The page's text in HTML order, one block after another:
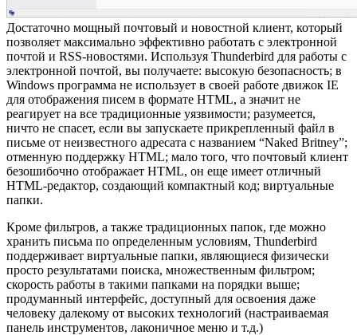
Достаточно мощный почтовый и новостной клиент, который
позволяет максимально эффективно работать с электронной
почтой и RSS-новостями. Используя Thunderbird для работы c
электронной почтой, вы получаете: высокую безопасность; в
Windows программа не использует в своей работе движок IE
для отображения писем в формате HTML, а значит не
реагирует на все традиционные уязвимости; разумеется,
ничто не спасет, если вы запускаете прикрепленный файл в
письме от неизвестного адресата с названием “Naked Britney”;
отменную поддержку HTML; мало того, что почтовый клиент
безошибочно отображает HTML, он еще имеет отличный
HTML-редактор, создающий компактный код; виртуальные
папки.
Кроме фильтров, а также традиционных папок, где можно
хранить письма по определенным условиям, Thunderbird
поддерживает виртуальные папки, являющиеся физически
просто результатами поиска, множественным фильтром;
скорость работы в такими папками на порядки выше;
продуманный интерфейс, доступный для освоения даже
человеку далекому от высоких технологий (настраиваемая
панель инструментов, лаконичное меню и т.д.)